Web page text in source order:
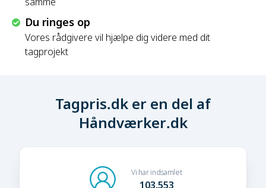
Du ringes op
Vores rådgivere vil hjælpe dig videre med dit
tagprojekt
Tagpris.dk er en del af
Håndværker.dk
Vi har indsamlet
103.553